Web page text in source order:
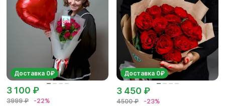
Доставка 0₽
3999 ₽ -22%
3 100 ₽
Доставка 0₽
4500 ₽ -23%
3 450 ₽